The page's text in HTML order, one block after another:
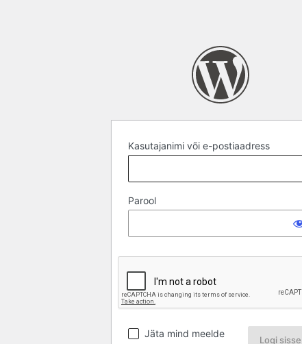
Kasutajanimi või e-postiaadress
Parool
Jäta mind meelde